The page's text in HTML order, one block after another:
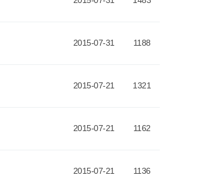
2015-07-31 1188
2015-07-21 1321
2015-07-21 1162
2015-07-21 1136